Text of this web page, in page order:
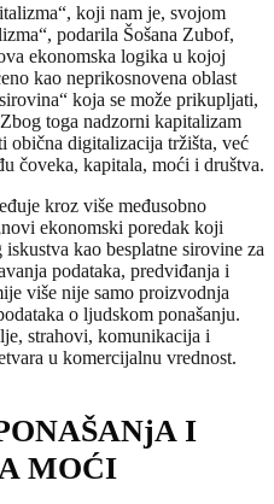
koji nam je, svojom
podarila Šošana Zubof,
ekonomska logika u kojoj
kao neprikosnovena oblast
koja se može prikupljati,
toga nadzorni kapitalizam
obična digitalizacija tržišta, već
čoveka, kapitala, moći i društva.
kroz više međusobno
ekonomski poredak koji
kao besplatne sirovine za
podataka, predviđanja i
više nije samo proizvodnja
o ljudskom ponašanju.
strahovi, komunikacija i
u komercijalnu vrednost.
I
MOĆI